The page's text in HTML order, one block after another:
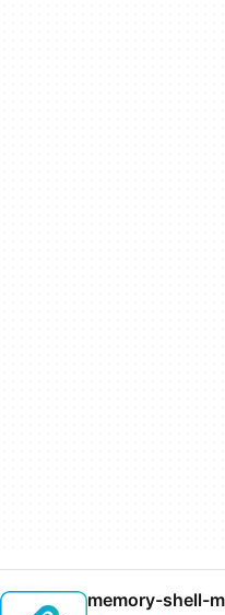
memory-shell-